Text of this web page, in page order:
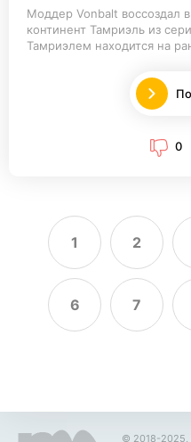
Моддер Vonbalt воссоздал
континент Тамриэль из
Тамриэлем находится на
0
1 2
6 7
© 2018-2025,